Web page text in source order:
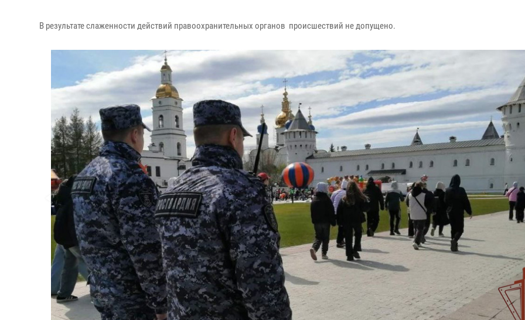
В результате слаженности действий правоохранительных органов происшествий не допущено.